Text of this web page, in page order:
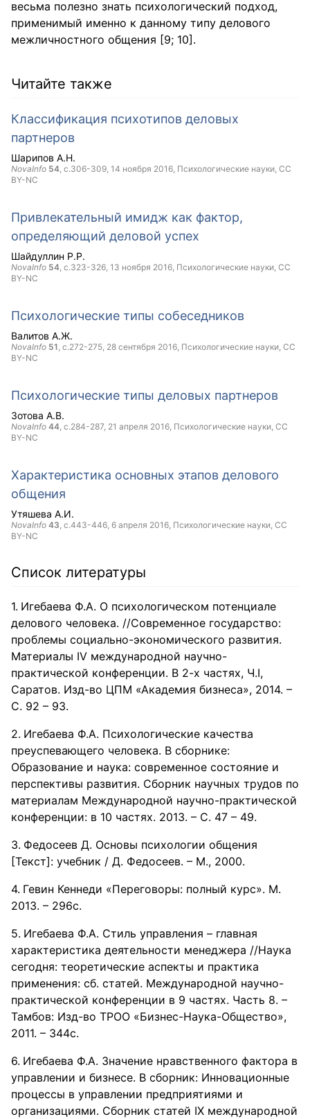
весьма полезно знать психологический подход,
применимый именно к данному типу делового
межличностного общения [9; 10].
Читайте также
Классификация психотипов деловых
партнеров
Шарипов А.Н.
NovaInfo 54, с.306-309, 14 ноября 2016, Психологические науки, CC
BY-NC
Привлекательный имидж как фактор,
определяющий деловой успех
Шайдуллин Р.Р.
NovaInfo 54, с.323-326, 13 ноября 2016, Психологические науки, CC
BY-NC
Психологические типы собеседников
Валитов А.Ж.
NovaInfo 51, с.272-275, 28 сентября 2016, Психологические науки, CC
BY-NC
Психологические типы деловых партнеров
Зотова А.В.
NovaInfo 44, с.284-287, 21 апреля 2016, Психологические науки, CC
BY-NC
Характеристика основных этапов делового
общения
Утяшева А.И.
NovaInfo 43, с.443-446, 6 апреля 2016, Психологические науки, CC
BY-NC
Список литературы
Игебаева Ф.А. О психологическом потенциале
делового человека. //Современное государство:
проблемы социально-экономического развития.
Материалы IV международной научно-
практической конференции. В 2-х частях, Ч.I,
Саратов. Изд-во ЦПМ «Академия бизнеса», 2014. –
С. 92 – 93.
Игебаева Ф.А. Психологические качества
преуспевающего человека. В сборнике:
Образование и наука: современное состояние и
перспективы развития. Сборник научных трудов по
материалам Международной научно-практической
конференции: в 10 частях. 2013. – С. 47 – 49.
Федосеев Д. Основы психологии общения
[Текст]: учебник / Д. Федосеев. – М., 2000.
Гевин Кеннеди «Переговоры: полный курс». М.
2013. – 296с.
Игебаева Ф.А. Стиль управления – главная
характеристика деятельности менеджера //Наука
сегодня: теоретические аспекты и практика
применения: сб. статей. Международной научно-
практической конференции в 9 частях. Часть 8. –
Тамбов: Изд-во ТРОО «Бизнес-Наука-Общество»,
2011. – 344с.
Игебаева Ф.А. Значение нравственного фактора в
управлении и бизнесе. В сборник: Инновационные
процессы в управлении предприятиями и
организациями. Сборник статей IX международной